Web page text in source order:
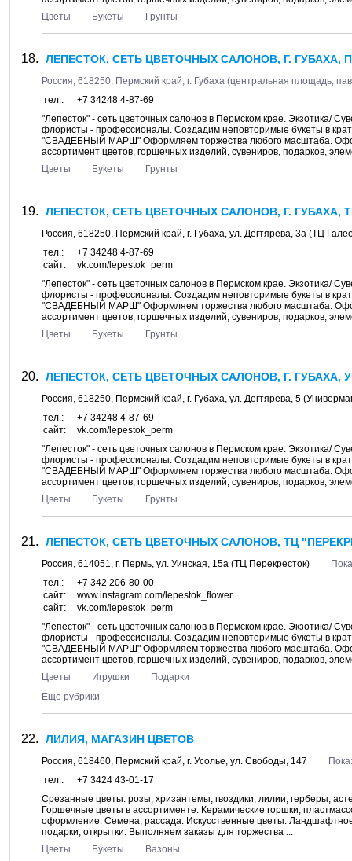
Цветы
Букеты Грунты
ЛЕПЕСТОК, СЕТЬ ЦВЕТОЧНЫХ САЛОНОВ, Г. ГУБАХА,
Россия, 618250, Пермский край, г. Губаха (центральная площадь,
тел.:
+7 34248 4-87-69
"Лепесток" - сеть цветочных салонов в Пермском крае. Экзотика/
флористы - профессионалы. Создадим неповторимые букеты в
"СВАДЕБНЫЙ МАРШ" Оформляем торжества любого масштаба.
ассортимент цветов, горшечных изделий, сувениров, подарков,
Цветы
Букеты Грунты
ЛЕПЕСТОК, СЕТЬ ЦВЕТОЧНЫХ САЛОНОВ, Г. ГУБАХА,
Россия, 618250, Пермский край, г. Губаха, ул. Дегтярева, 3а (ТЦ
тел.:
+7 34248 4-87-69
сайт:
vk.com/lepestok_perm
"Лепесток" - сеть цветочных салонов в Пермском крае. Экзотика/
флористы - профессионалы. Создадим неповторимые букеты в
"СВАДЕБНЫЙ МАРШ" Оформляем торжества любого масштаба.
ассортимент цветов, горшечных изделий, сувениров, подарков,
Цветы
Букеты Грунты
ЛЕПЕСТОК, СЕТЬ ЦВЕТОЧНЫХ САЛОНОВ, Г. ГУБАХА,
Россия, 618250, Пермский край, г. Губаха, ул. Дегтярева, 5
тел.:
+7 34248 4-87-69
сайт:
vk.com/lepestok_perm
"Лепесток" - сеть цветочных салонов в Пермском крае. Экзотика/
флористы - профессионалы. Создадим неповторимые букеты в
"СВАДЕБНЫЙ МАРШ" Оформляем торжества любого масштаба.
ассортимент цветов, горшечных изделий, сувениров, подарков,
Цветы
Букеты Грунты
ЛЕПЕСТОК, СЕТЬ ЦВЕТОЧНЫХ САЛОНОВ, ТЦ
Россия, 614051, г. Пермь, ул. Уинская, 15а (ТЦ Перекресток)
тел.:
+7 342 206-80-00
сайт:
www.instagram.com/lepestok_flower
сайт:
vk.com/lepestok_perm
"Лепесток" - сеть цветочных салонов в Пермском крае. Экзотика/
флористы - профессионалы. Создадим неповторимые букеты в
"СВАДЕБНЫЙ МАРШ" Оформляем торжества любого масштаба.
ассортимент цветов, горшечных изделий, сувениров, подарков,
Цветы
Игрушки
Подарки
Еще рубрики
ЛИЛИЯ, МАГАЗИН ЦВЕТОВ
Россия, 618460, Пермский край, г. Усолье, ул. Свободы, 147
тел.:
+7 3424 43-01-17
Срезанные цветы: розы, хризантемы, гвоздики, лилии, герберы,
Горшечные цветы в ассортименте. Керамические горшки,
оформление. Семена, рассада. Искусственные цветы.
подарки, открытки. Выполняем заказы для торжества ...
Цветы
Букеты
Вазоны